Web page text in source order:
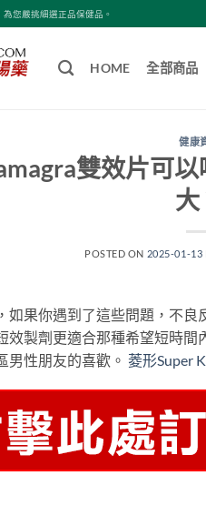
您嚴挑細選正品保健品。
HOME 全部商品
健康
雙效片可
大
POSTED ON 2025-01-13
如果你遇到了這些問題，不
效製劑更適合那種希望短時
男性朋友的喜歡。 菱形Super